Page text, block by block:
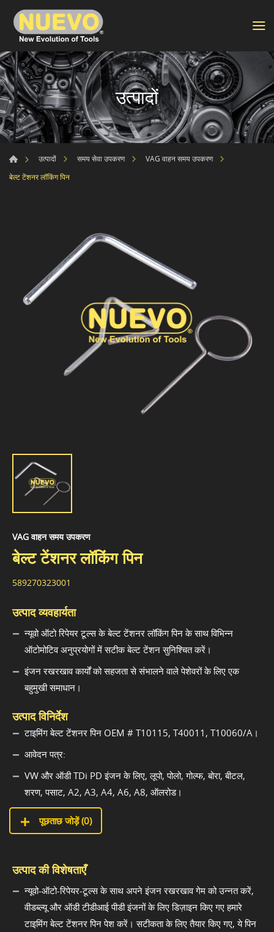
उत्पादों
उत्पादों समय सेवा उपकरण
VAG वाहन समय उपकरण
बेल्ट टेंशनर लॉकिंग पिन
VAG वाहन समय उपकरण
बेल्ट टेंशनर लॉकिंग पिन
589270323001
उत्पाद व्यवहार्यता
न्यूवो ऑटो रिपेयर टूल्स के बेल्ट टेंशनर लॉकिंग पिन के साथ विभिन्न
ऑटोमोटिव अनुप्रयोगों में सटीक बेल्ट टेंशन सुनिश्चित करें।
इंजन रखरखाव कार्यों को सहजता से संभालने वाले पेशेवरों के लिए एक
बहुमुखी समाधान।
उत्पाद विनिर्देश
टाइमिंग बेल्ट टेंशनर पिन OEM # T10115, T40011, T10060/A।
आवेदन पत्र:
VW और ऑडी TDi PD इंजन के लिए, लूपो, पोलो, गोल्फ, बोरा, बीटल,
शरण, पसाट, A2, A3, A4, A6, A8, ऑलरोड।
पूछताछ जोड़ें (0)
उत्पाद की विशेषताएँ
न्यूवो-ऑटो-रिपेयर-टूल्स के साथ अपने इंजन रखरखाव गेम को उन्नत करें,
वीडब्ल्यू और ऑडी टीडीआई पीडी इंजनों के लिए डिज़ाइन किए गए हमारे
टाइमिंग बेल्ट टेंशनर पिन पेश करें। सटीकता के लिए तैयार किए गए, ये पिन